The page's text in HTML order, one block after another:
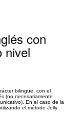
con
nivel
bilingüe, con el
(no necesariamente
En el caso de la
el método Jolly